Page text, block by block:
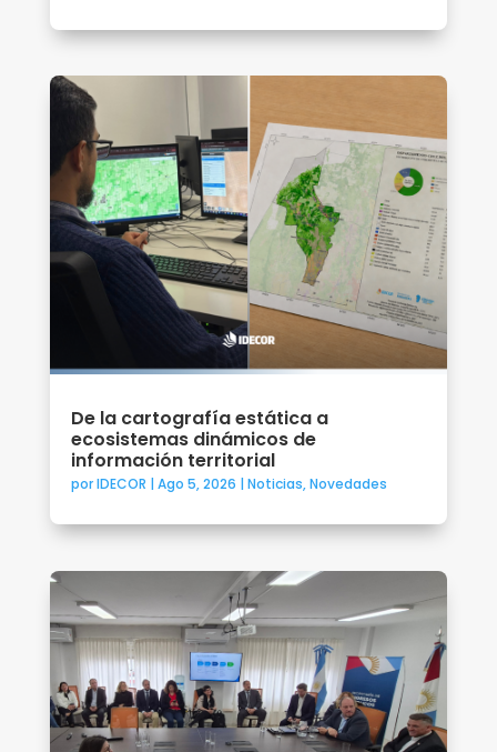
De la cartografía estática a
ecosistemas dinámicos de
información territorial
porIDECOR | Ago 5, 2026 | Noticias,Novedades